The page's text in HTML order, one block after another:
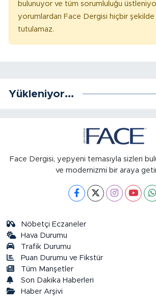
bulunuyor ve tüm sorumluluğu
yorumlardan Face Dergisi hiçbir şekilde
tutulamaz.
Yükleniyor...
Face Dergisi, yepyeni temasıyla sizleri
ve modernizmi bir araya
Nöbetçi Eczaneler
Hava Durumu
Trafik Durumu
Puan Durumu ve Fikstür
Tüm Manşetler
Son Dakika Haberleri
Haber Arşivi